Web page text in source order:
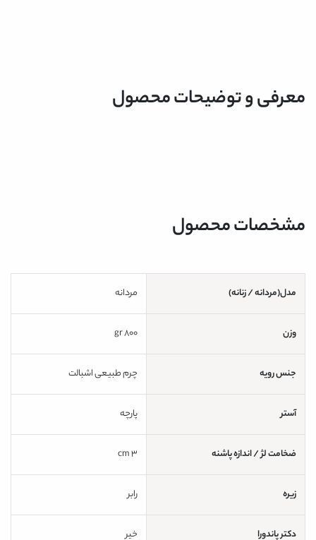
معرفی و توضیحات محصول
مشخصات محصول
مدل(مردانه / زنانه) مردانه
وزن 800 gr
جنس رویه چرم طبیعی اشبالت
آستر پارچه
ضخامت لژ / اندازه پاشنه
زیره رابر
دکتر پاندورا خیر